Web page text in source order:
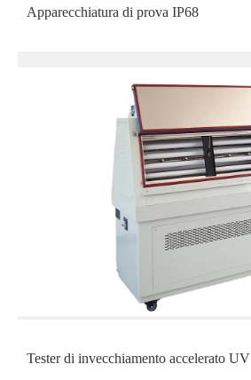
Apparecchiatura di prova IP68
Tester di invecchiamento accelerato UV